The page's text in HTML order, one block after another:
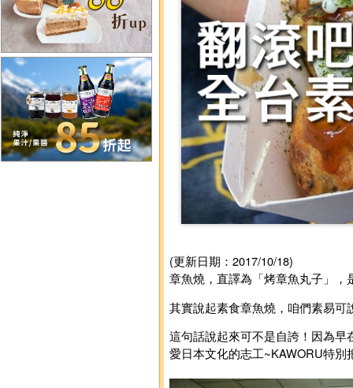
(更新日期：2017/10/18)
章魚燒，直譯為「烤章魚丸子」
其實說起素食章魚燒，咱們素易
這句話說起來可不是自誇！因為
愛日本文化的志工~KAWORU特